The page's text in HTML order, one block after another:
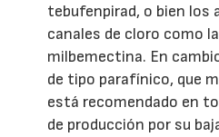
tebufenpirad, o bien los
canales de cloro como
milbemectina. En
de tipo parafínico, que
está recomendado en
de producción por su